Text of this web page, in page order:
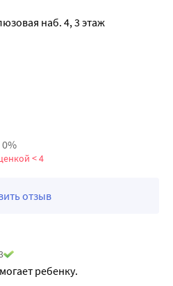
наб. 4, 3 этаж
0%
< 4
отзыв
ребенку.